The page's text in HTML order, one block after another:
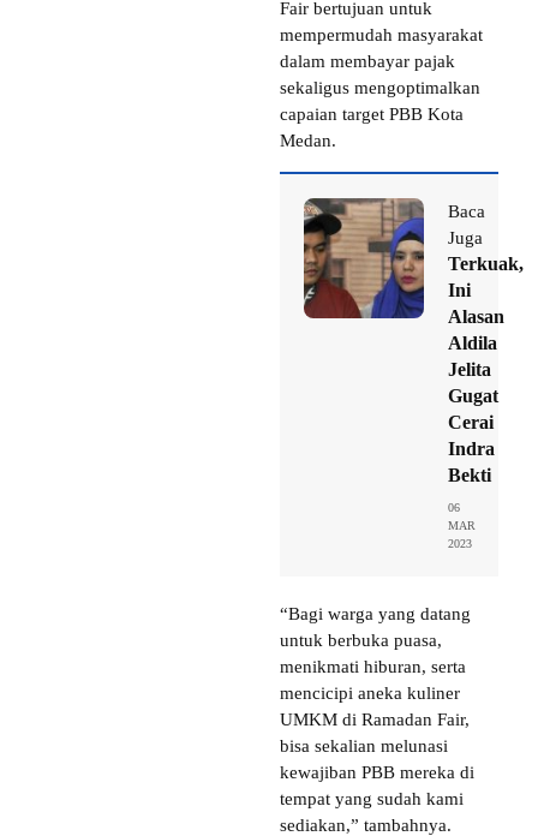
Fair bertujuan untuk
mempermudah masyarakat
dalam membayar pajak
sekaligus mengoptimalkan
capaian target PBB Kota
Medan.
Baca
Juga
Terkuak,
Ini
Alasan
Aldila
Jelita
Gugat
Cerai
Indra
Bekti
06
MAR
2023
“Bagi warga yang datang
untuk berbuka puasa,
menikmati hiburan, serta
mencicipi aneka kuliner
UMKM di Ramadan Fair,
bisa sekalian melunasi
kewajiban PBB mereka di
tempat yang sudah kami
sediakan,” tambahnya.